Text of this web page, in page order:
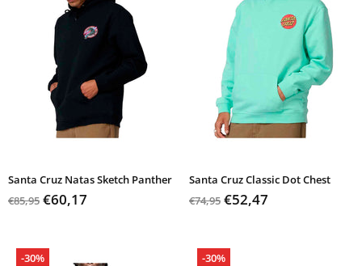
Santa Cruz Natas Sketch Panther
€85,95 €60,17
Santa Cruz Classic Dot Chest
€74,95 €52,47
-30% -30%